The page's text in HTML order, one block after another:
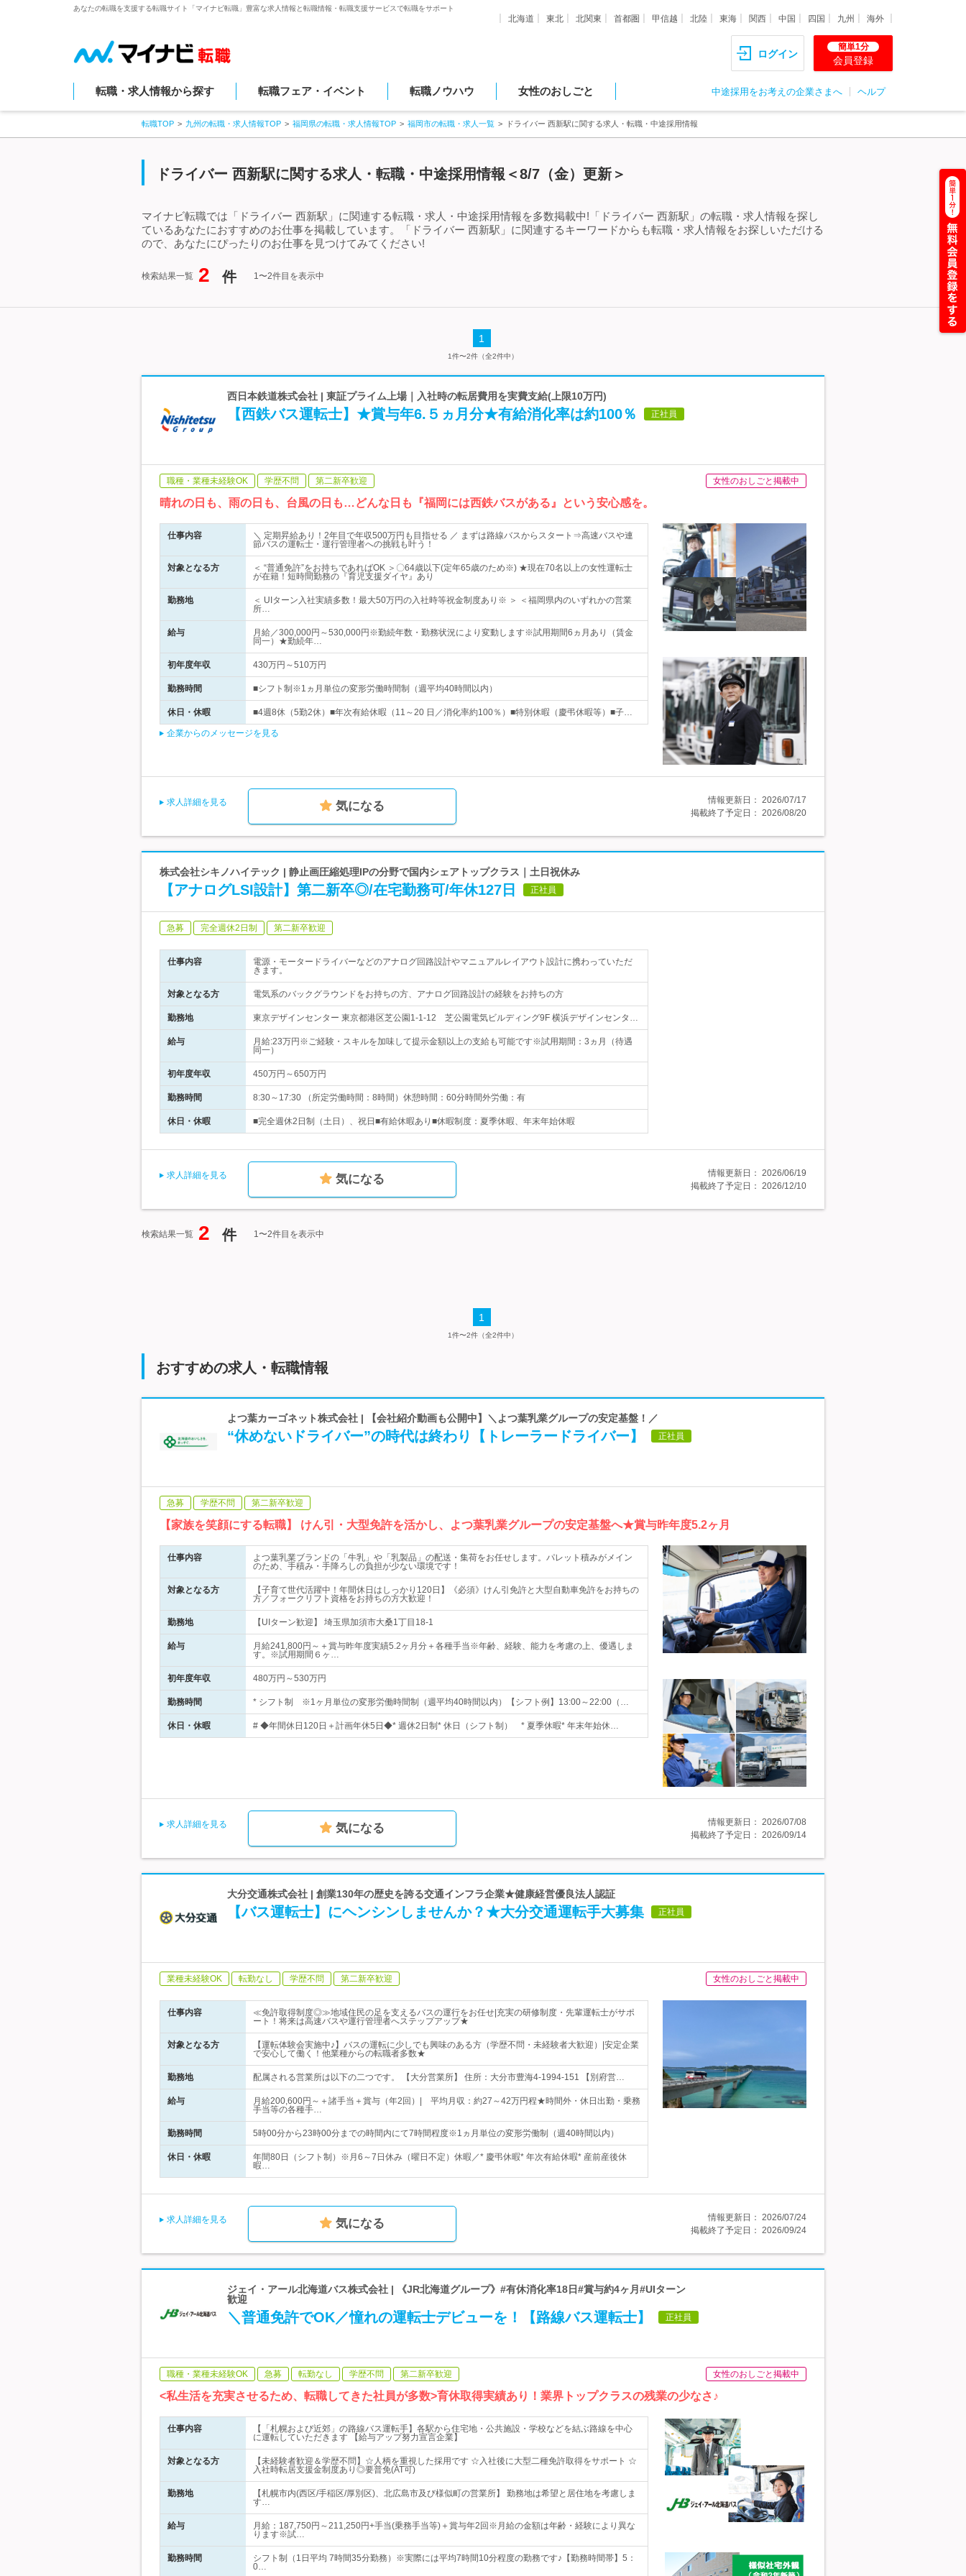
あなたの転職を支援する転職サイト「マイナビ転職」豊富な求人情報と転職情報・転職支援サービスで転職をサポート
北海道 東北 北関東 首都圏 甲信越 北陸 東海 関西 中国 四国 九州 海外
ログイン
簡単1分
会員登録
転職・求人情報から探す 転職フェア・イベント 転職ノウハウ 女性のおしごと 中途採用をお考えの企業さまへ ヘルプ
転職TOP 九州の転職・求人情報TOP 福岡県の転職・求人情報TOP 福岡市の転職・求人一覧 ドライバー 西新駅に関する求人・転職・中途採用情報
ドライバー 西新駅に関する求人・転職・中途採用情報＜8/7（金）更新＞
マイナビ転職では「ドライバー 西新駅」に関連する転職・求人・中途採用情報を多数掲載中!「ドライバー 西新駅」の転職・求人情報を探し
ているあなたにおすすめのお仕事を掲載しています。「ドライバー 西新駅」に関連するキーワードからも転職・求人情報をお探しいただける
ので、あなたにぴったりのお仕事を見つけてみてください!
検索結果一覧 2 件 1〜2件目を表示中
1
1件〜2件（全2件中）
西日本鉄道株式会社 | 東証プライム上場｜入社時の転居費用を実費支給(上限10万円)
【西鉄バス運転士】★賞与年6.５ヵ月分★有給消化率は約100％ 正社員
職種・業種未経験OK 学歴不問 第二新卒歓迎 女性のおしごと掲載中
晴れの日も、雨の日も、台風の日も…どんな日も『福岡には西鉄バスがある』という安心感を。
仕事内容
＼ 定期昇給あり！2年目で年収500万円も目指せる ／ まずは路線バスからスタート⇒高速バスや連
節バスの運転士・運行管理者への挑戦も叶う！
対象となる方
＜ “普通免許”をお持ちであればOK ＞〇64歳以下(定年65歳のため※) ★現在70名以上の女性運転士
が在籍！短時間勤務の『育児支援ダイヤ』あり
勤務地
＜ UIターン入社実績多数！最大50万円の入社時等祝金制度あり※ ＞ ＜福岡県内のいずれかの営業
所…
給与
月給／300,000円～530,000円※勤続年数・勤務状況により変動します※試用期間6ヵ月あり（賃金
同一）★勤続年…
初年度年収 430万円～510万円
勤務時間 ■シフト制※1ヵ月単位の変形労働時間制（週平均40時間以内）
休日・休暇 ■4週8休（5勤2休）■年次有給休暇（11～20 日／消化率約100％）■特別休暇（慶弔休暇等）■子…
企業からのメッセージを見る
求人詳細を見る 気になる 情報更新日： 2026/07/17
掲載終了予定日： 2026/08/20
株式会社シキノハイテック | 静止画圧縮処理IPの分野で国内シェアトップクラス｜土日祝休み
【アナログLSI設計】第二新卒◎/在宅勤務可/年休127日 正社員
急募 完全週休2日制 第二新卒歓迎
仕事内容
電源・モータードライバーなどのアナログ回路設計やマニュアルレイアウト設計に携わっていただ
きます。
対象となる方 電気系のバックグラウンドをお持ちの方、アナログ回路設計の経験をお持ちの方
勤務地 東京デザインセンター 東京都港区芝公園1-1-12 芝公園電気ビルディング9F 横浜デザインセンタ…
給与
月給:23万円※ご経験・スキルを加味して提示金額以上の支給も可能です※試用期間：3ヵ月（待遇
同一）
初年度年収 450万円～650万円
勤務時間 8:30～17:30 （所定労働時間：8時間）休憩時間：60分時間外労働：有
休日・休暇 ■完全週休2日制（土日）、祝日■有給休暇あり■休暇制度：夏季休暇、年末年始休暇
求人詳細を見る 気になる 情報更新日： 2026/06/19
掲載終了予定日： 2026/12/10
検索結果一覧 2 件 1〜2件目を表示中
1
1件〜2件（全2件中）
おすすめの求人・転職情報
よつ葉カーゴネット株式会社 | 【会社紹介動画も公開中】＼よつ葉乳業グループの安定基盤！／
“休めないドライバー”の時代は終わり【トレーラードライバー】 正社員
急募 学歴不問 第二新卒歓迎
【家族を笑顔にする転職】 けん引・大型免許を活かし、よつ葉乳業グループの安定基盤へ★賞与昨年度5.2ヶ月
仕事内容
よつ葉乳業ブランドの「牛乳」や「乳製品」の配送・集荷をお任せします。パレット積みがメイン
のため、手積み・手降ろしの負担が少ない環境です！
対象となる方
【子育て世代活躍中！年間休日はしっかり120日】《必須》けん引免許と大型自動車免許をお持ちの
方／フォークリフト資格をお持ちの方大歓迎！
勤務地 【UIターン歓迎】 埼玉県加須市大桑1丁目18-1
給与
月給241,800円～＋賞与昨年度実績5.2ヶ月分＋各種手当※年齢、経験、能力を考慮の上、優遇しま
す。※試用期間６ヶ…
初年度年収 480万円～530万円
勤務時間 * シフト制 ※1ヶ月単位の変形労働時間制（週平均40時間以内）【シフト例】13:00～22:00（…
休日・休暇 # ◆年間休日120日＋計画年休5日◆* 週休2日制* 休日（シフト制） * 夏季休暇* 年末年始休…
求人詳細を見る 気になる 情報更新日： 2026/07/08
掲載終了予定日： 2026/09/14
大分交通株式会社 | 創業130年の歴史を誇る交通インフラ企業★健康経営優良法人認証
【バス運転士】にヘンシンしませんか？★大分交通運転手大募集 正社員
業種未経験OK 転勤なし 学歴不問 第二新卒歓迎 女性のおしごと掲載中
仕事内容
≪免許取得制度◎≫地域住民の足を支えるバスの運行をお任せ|充実の研修制度・先輩運転士がサポ
ート！将来は高速バスや運行管理者へステップアップ★
対象となる方
【運転体験会実施中♪】バスの運転に少しでも興味のある方（学歴不問・未経験者大歓迎）|安定企業
で安心して働く！他業種からの転職者多数★
勤務地 配属される営業所は以下の二つです。 【大分営業所】 住所：大分市豊海4-1994-151 【別府営…
給与
月給200,600円～＋諸手当＋賞与（年2回）| 平均月収：約27～42万円程★時間外・休日出勤・乗務
手当等の各種手…
勤務時間 5時00分から23時00分までの時間内にて7時間程度※1ヵ月単位の変形労働制（週40時間以内）
休日・休暇
年間80日（シフト制）※月6～7日休み（曜日不定）休暇／* 慶弔休暇* 年次有給休暇* 産前産後休
暇…
求人詳細を見る 気になる 情報更新日： 2026/07/24
掲載終了予定日： 2026/09/24
ジェイ・アール北海道バス株式会社 | 《JR北海道グループ》#有休消化率18日#賞与約4ヶ月#UIターン
歓迎
＼普通免許でOK／憧れの運転士デビューを！【路線バス運転士】 正社員
職種・業種未経験OK 急募 転勤なし 学歴不問 第二新卒歓迎 女性のおしごと掲載中
<私生活を充実させるため、転職してきた社員が多数>育休取得実績あり！業界トップクラスの残業の少なさ♪
仕事内容
【「札幌および近郊」の路線バス運転手】各駅から住宅地・公共施設・学校などを結ぶ路線を中心
に運転していただきます 【給与アップ努力宣言企業】
対象となる方
【未経験者歓迎＆学歴不問】☆人柄を重視した採用です ☆入社後に大型二種免許取得をサポート ☆
入社時転居支援金制度あり◎要普免(AT可)
勤務地
【札幌市内(西区/手稲区/厚別区)、北広島市及び様似町の営業所】 勤務地は希望と居住地を考慮しま
す…
給与
月給：187,750円～211,250円+手当(乗務手当等)＋賞与年2回※月給の金額は年齢・経験により異な
ります※試…
勤務時間
シフト制（1日平均 7時間35分勤務）※実際には平均7時間10分程度の勤務です♪【勤務時間帯】5：
0…